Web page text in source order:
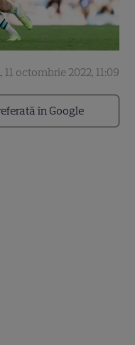
în Google
, 11 octombrie 2022, 11:09